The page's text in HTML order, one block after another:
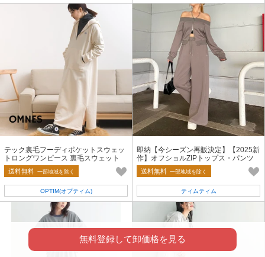
テック裏毛フーディポケットスウェッ
トロングワンピース 裏毛スウェット
レディース【2025年秋冬新作】
送料無料 一部地域を除く
OPTIM(オプティム)
即納【今シーズン再販決定】【2025新
作】オフショルZIPトップス・パンツ
セットアップ 2点セット WZIP
送料無料 一部地域を除く
ティムティム
無料登録して卸価格を見る